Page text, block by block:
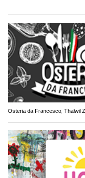
Osteria da Francesco, Thalwil